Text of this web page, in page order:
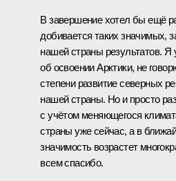
В завершение хотел бы ещё
добивается таких значимых,
нашей страны результатов. Я
об освоении Арктики, не
степени развитие северных
нашей страны. Но и просто
с учётом меняющегося
страны уже сейчас, а в
значимость возрастет
всем спасибо.